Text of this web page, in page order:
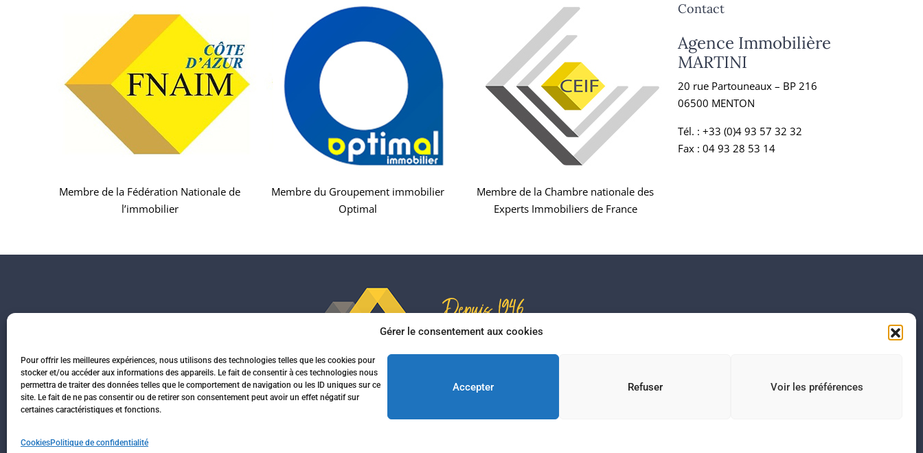
Gérer le consentement aux cookies
Pour offrir les meilleures expériences, nous utilisons des technologies telles que les cookies pour
stocker et/ou accéder aux informations des appareils. Le fait de consentir à ces technologies nous
permettra de traiter des données telles que le comportement de navigation ou les ID uniques sur ce
site. Le fait de ne pas consentir ou de retirer son consentement peut avoir un effet négatif sur
certaines caractéristiques et fonctions.
Accepter Refuser Voir les préférences
CookiesPolitique de confidentialité
Membre de la Fédération Nationale de
l’immobilier
Membre du Groupement immobilier
Optimal
Membre de la Chambre nationale des
Experts Immobiliers de France
Contact
Agence Immobilière
MARTINI
20 rue Partouneaux – BP 216
06500 MENTON
Tél. : +33 (0)4 93 57 32 32
Fax : 04 93 28 53 14
Accueil Honoraires Partenaires immobiliers Mentions légales Politique de confidentialité